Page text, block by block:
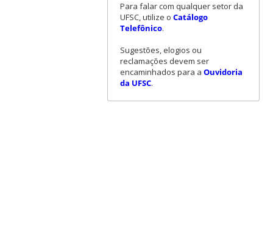
Para falar com qualquer setor da
UFSC, utilize o Catálogo
Telefônico.
Sugestões, elogios ou
reclamações devem ser
encaminhados para a Ouvidoria
da UFSC.